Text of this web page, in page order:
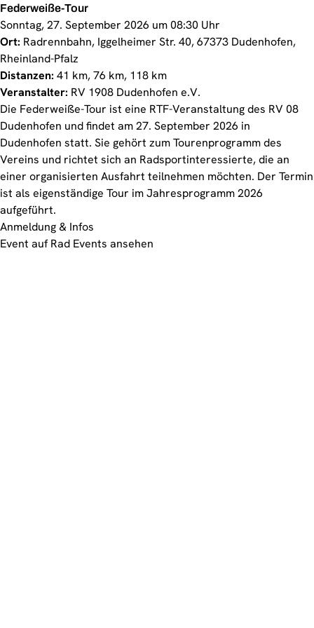
Federweiße-Tour
Sonntag, 27. September 2026 um 08:30 Uhr
Ort: Radrennbahn, Iggelheimer Str. 40, 67373 Dudenhofen,
Rheinland-Pfalz
Distanzen: 41 km, 76 km, 118 km
Veranstalter: RV 1908 Dudenhofen e.V.
Die Federweiße-Tour ist eine RTF-Veranstaltung des RV 08
Dudenhofen und findet am 27. September 2026 in
Dudenhofen statt. Sie gehört zum Tourenprogramm des
Vereins und richtet sich an Radsportinteressierte, die an
einer organisierten Ausfahrt teilnehmen möchten. Der Termin
ist als eigenständige Tour im Jahresprogramm 2026
aufgeführt.
Anmeldung & Infos
Event auf Rad Events ansehen